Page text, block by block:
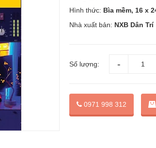
Hình thức: Bìa mềm, 16 x
Nhà xuất bản: NXB Dân Trí
Số lượng:
0971 998 312